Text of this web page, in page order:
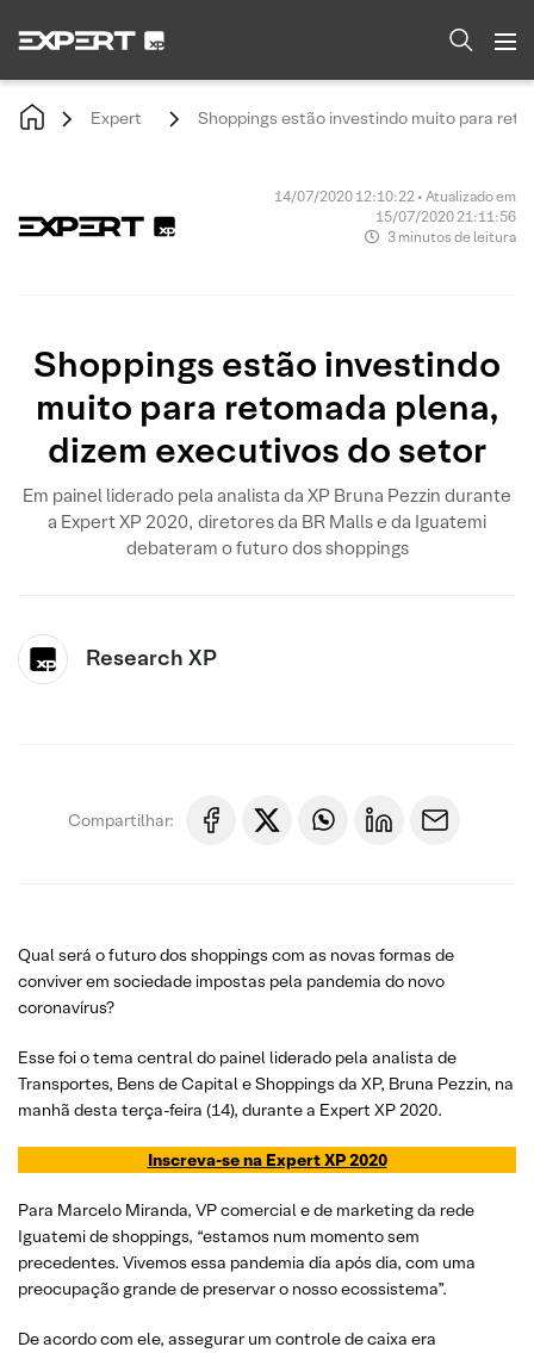
Expert Shoppings estão investindo muito para
14/07/2020 12:10:22 • Atualizado em
15/07/2020 21:11:56
3 minutos de leitura
Shoppings estão investindo
muito para retomada plena,
dizem executivos do setor
Em painel liderado pela analista da XP Bruna Pezzin durante
a Expert XP 2020, diretores da BR Malls e da Iguatemi
debateram o futuro dos shoppings
Research XP
Compartilhar:
Qual será o futuro dos shoppings com as novas formas de
conviver em sociedade impostas pela pandemia do novo
coronavírus?
Esse foi o tema central do painel liderado pela analista de
Transportes, Bens de Capital e Shoppings da XP, Bruna Pezzin, na
manhã desta terça-feira (14), durante a Expert XP 2020.
Inscreva-se na Expert XP 2020
Para Marcelo Miranda, VP comercial e de marketing da rede
Iguatemi de shoppings, “estamos num momento sem
precedentes. Vivemos essa pandemia dia após dia, com uma
preocupação grande de preservar o nosso ecossistema”.
De acordo com ele, assegurar um controle de caixa era